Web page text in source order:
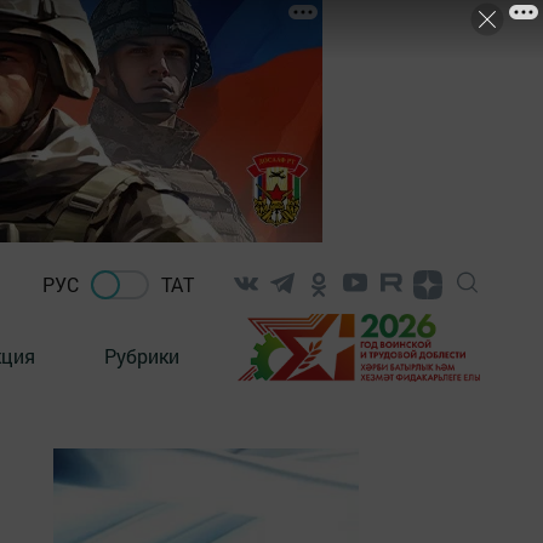
РУС ТАТ
Рубрики